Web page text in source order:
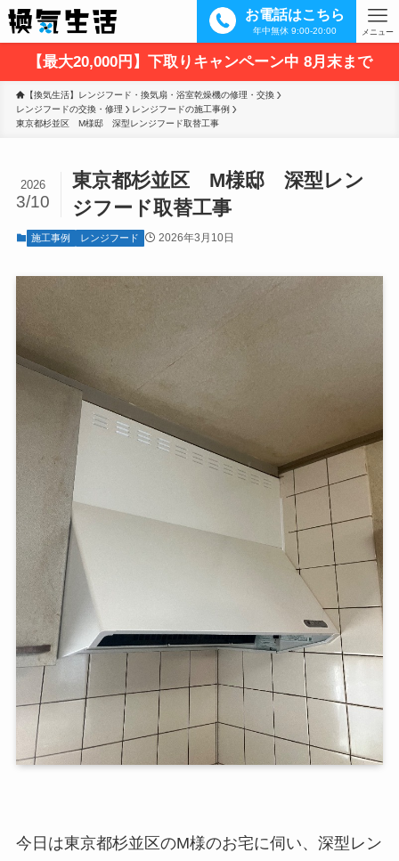
お電話はこちら
年中無休 9:00-20:00 メニュー
【最大20,000円】下取りキャンペーン中 8月末まで
【換気生活】レンジフード・換気扇・浴室乾燥機の修理・交換
レンジフードの交換・修理
レンジフードの施工事例
東京都杉並区　M様邸　深型レンジフード取替工事
東京都杉並区 M様邸 深型レン
ジフード取替工事
2026
3/10
施工事例 レンジフード 2026年3月10日
今日は東京都杉並区のM様のお宅に伺い、深型レン